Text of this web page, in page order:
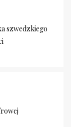
szwedzkiego